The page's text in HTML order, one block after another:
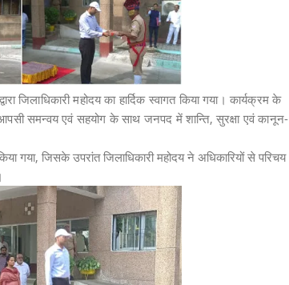
जिलाधिकारी महोदय का हार्दिक स्वागत किया गया। कार्यक्रम के
आपसी समन्वय एवं सहयोग के साथ जनपद में शान्ति, सुरक्षा एवं कानून-
गया, जिसके उपरांत जिलाधिकारी महोदय ने अधिकारियों से परिचय